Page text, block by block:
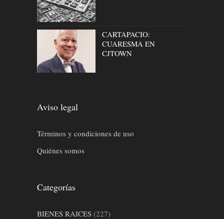
CARTAPACIO:
CUARESMA EN
CJTOWN
Aviso legal
Términos y condiciones de uso
Quiénes somos
Categorías
BIENES RAICES (227)